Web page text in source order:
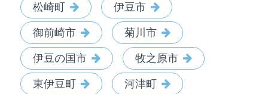
松崎町 伊豆市
御前崎市 菊川市
伊豆の国市 牧之原市
東伊豆町 河津町